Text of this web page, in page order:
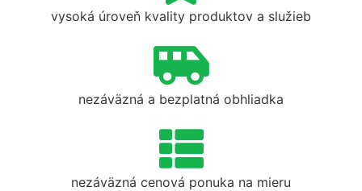
vysoká úroveň kvality produktov a služieb
nezáväzná a bezplatná obhliadka
nezáväzná cenová ponuka na mieru